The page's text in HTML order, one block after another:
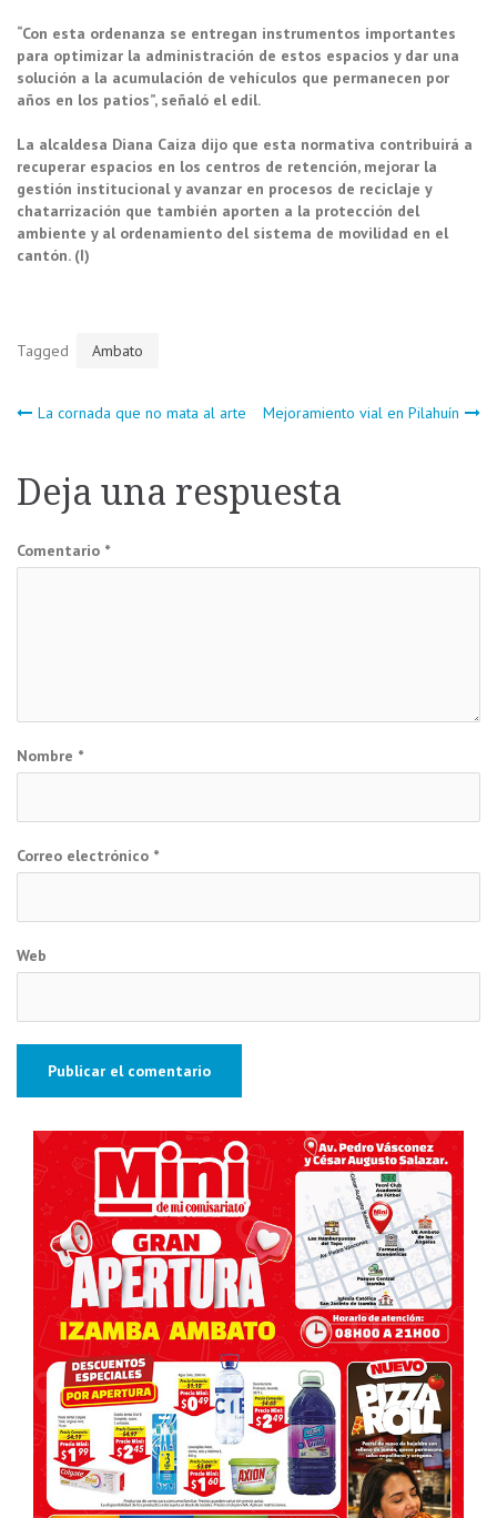
“Con esta ordenanza se entregan instrumentos importantes
para optimizar la administración de estos espacios y dar una
solución a la acumulación de vehículos que permanecen por
años en los patios”, señaló el edil.
La alcaldesa Diana Caiza dijo que esta normativa contribuirá a
recuperar espacios en los centros de retención, mejorar la
gestión institucional y avanzar en procesos de reciclaje y
chatarrización que también aporten a la protección del
ambiente y al ordenamiento del sistema de movilidad en el
cantón. (I)
Tagged Ambato
Navegación
de
entradas
La cornada que no mata al arte Mejoramiento vial en Pilahuín
Deja una respuesta
Comentario *
Nombre *
Correo electrónico *
Web